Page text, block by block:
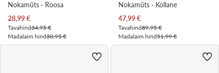
Nokamüts · Roosa
Praegune hind
28,99€
Tavahind34,95 €
Madalaim hind30,95 €
Nokamüts · Kollane
Praegune hind
47,99€
Tavahind89,95 €
Madalaim hind51,99 €